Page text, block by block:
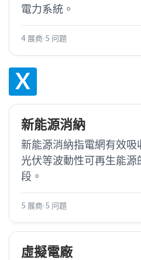
電力系統。
4 展商·5 问题
X
新能源消納
新能源消納指電網有效吸
光伏等波動性可再生能源
段。
5 展商·5 问题
虛擬電廠